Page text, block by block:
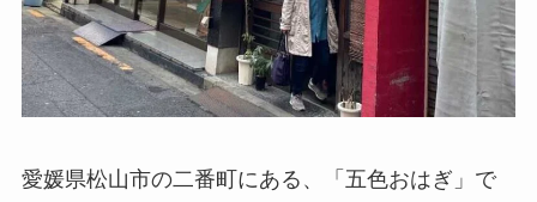
愛媛県松山市の二番町にある、「五色おはぎ」で